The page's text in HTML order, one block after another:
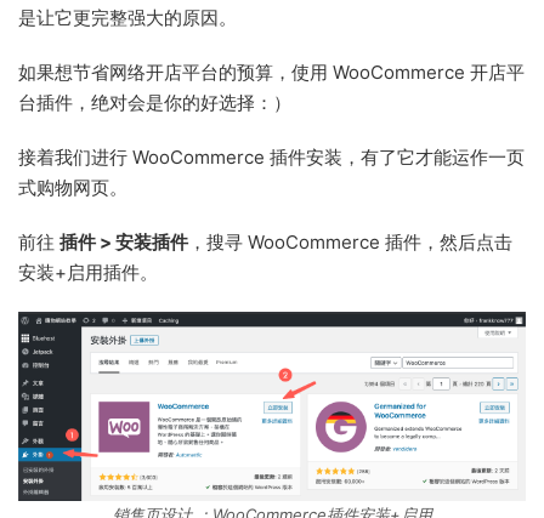
是让它更完整强大的原因。
如果想节省网络开店平台的预算，使用 WooCommerce 开店平
台插件，绝对会是你的好选择：）
接着我们进行 WooCommerce 插件安装，有了它才能运作一页
式购物网页。
前往 插件 > 安装插件 ，搜寻 WooCommerce 插件，然后点击
安装+启用插件。